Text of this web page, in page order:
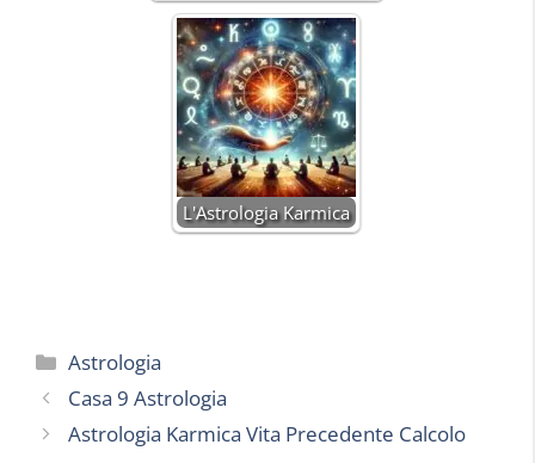
L'Astrologia Karmica
Categorie
Astrologia
Casa 9 Astrologia
Astrologia Karmica Vita Precedente Calcolo